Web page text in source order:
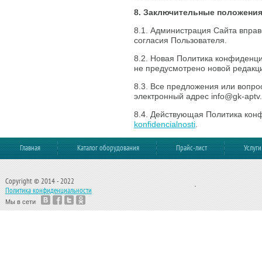
8. Заключительные
8.1. Администрация Сайта
согласия Пользователя.
8.2. Новая Политика
не предусмотрено новой
8.3. Все предложения или
электронный адрес info@gk-
8.4. Действующая Политика
konfidencialnosti.
Главная Каталог оборудования Прайс-лист Услуги
Copyright © 2014 - 2022
Политика конфиденциальности
Мы в сети
.